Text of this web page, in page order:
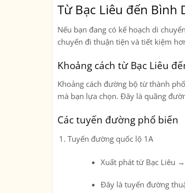
Từ Bạc Liêu đến Bình
Nếu bạn đang có kế hoạch di
chuyến đi thuận tiện và tiết kiệm
Khoảng cách từ Bạc Liêu
Khoảng cách đường bộ từthành
mà bạn lựa chọn. Đây là quãng
Các tuyến đường phổ biến
Tuyến đường quốc lộ 1A
Xuất phát từ Bạc Liêu
Đây là tuyến đường